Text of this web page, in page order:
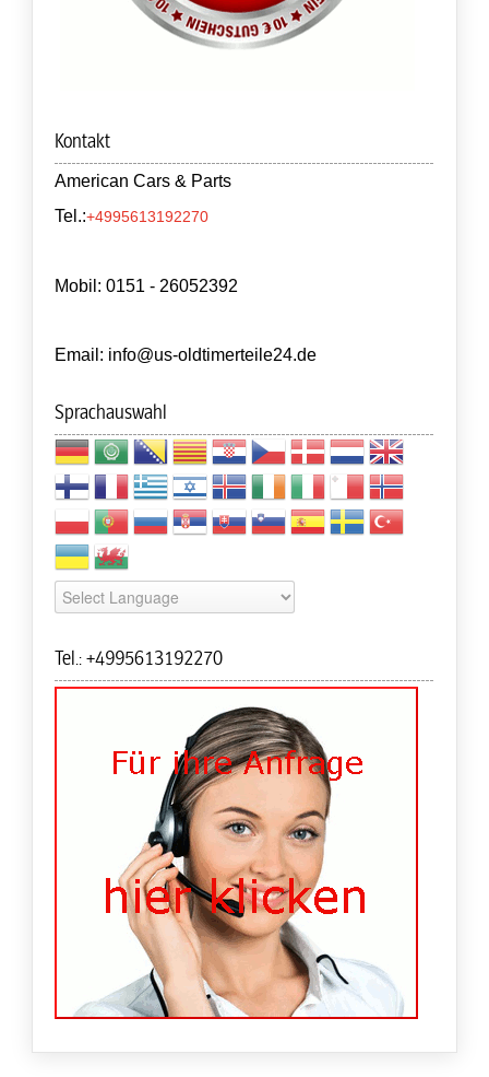
Kontakt
American Cars & Parts
Tel.:+4995613192270
Mobil: 0151 - 26052392
Email: info@us-oldtimerteile24.de
Sprachauswahl
Tel.: +4995613192270